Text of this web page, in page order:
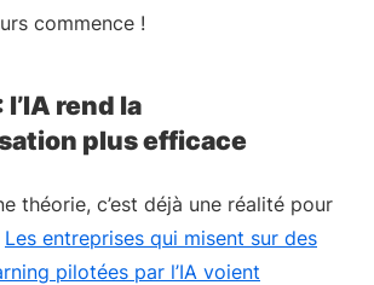
commence !
l’IA rend la
plus efficace
théorie, c’est déjà une réalité pour
Les entreprises qui misent sur des
pilotées par l’IA voient